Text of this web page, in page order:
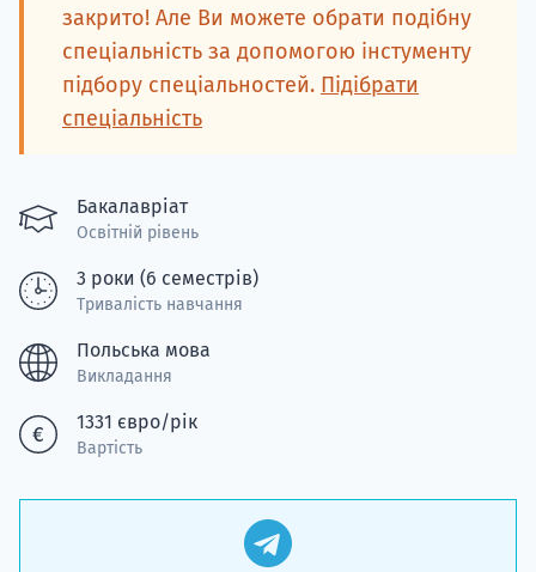
закрито! Але Ви можете обрати подібну
спеціальність за допомогою інстументу
підбору спеціальностей. Підібрати
спеціальність
Бакалавріат
Освітній рівень
3 роки (6 семестрів)
Тривалість навчання
Польська мова
Викладання
1331 євро/рік
Вартість